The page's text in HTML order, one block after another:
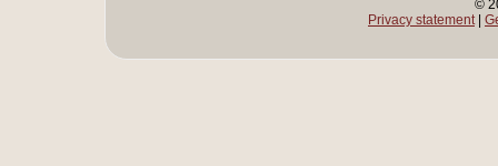
©
Privacy statement|